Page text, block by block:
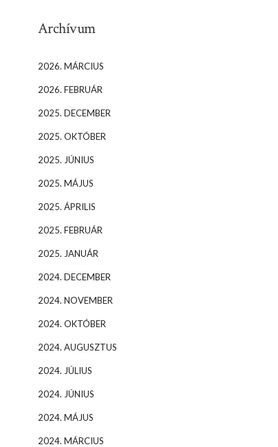
Archívum
2026. MÁRCIUS
2026. FEBRUÁR
2025. DECEMBER
2025. OKTÓBER
2025. JÚNIUS
2025. MÁJUS
2025. ÁPRILIS
2025. FEBRUÁR
2025. JANUÁR
2024. DECEMBER
2024. NOVEMBER
2024. OKTÓBER
2024. AUGUSZTUS
2024. JÚLIUS
2024. JÚNIUS
2024. MÁJUS
2024. MÁRCIUS